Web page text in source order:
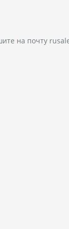
на почту